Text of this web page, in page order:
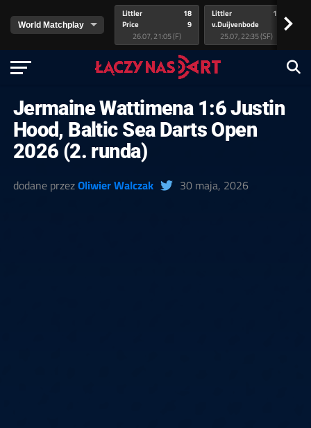
Littler
Price
18
9
26.07, 21:05 (F)
Littler
v.Duijvenbode
17
25.07, 22:35 (SF)
>
Jermaine Wattimena 1:6 Justin
Hood, Baltic Sea Darts Open
2026 (2. runda)
dodane przezOliwier Walczak 30 maja, 2026